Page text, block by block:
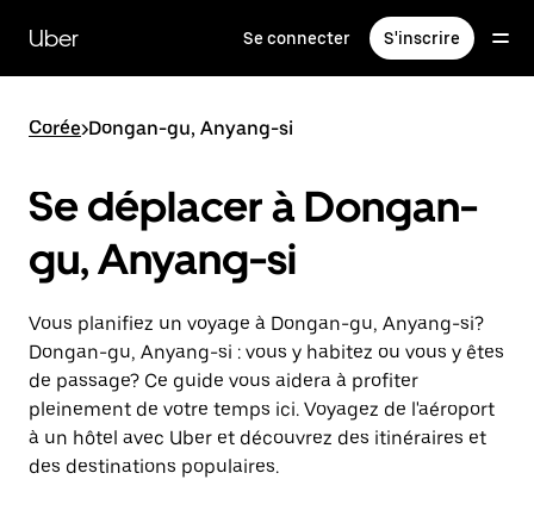
contenu
principal
Uber Se connecter S'inscrire
Corée>Dongan-gu, Anyang-si
Se déplacer à Dongan-
gu, Anyang-si
Vous planifiez un voyage à Dongan-gu, Anyang-si?
Dongan-gu, Anyang-si : vous y habitez ou vous y êtes
de passage? Ce guide vous aidera à profiter
pleinement de votre temps ici. Voyagez de l'aéroport
à un hôtel avec Uber et découvrez des itinéraires et
des destinations populaires.